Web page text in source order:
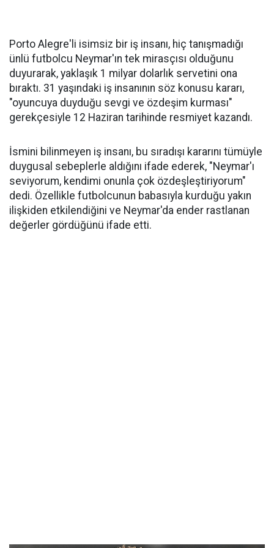
Porto Alegre'li isimsiz bir iş insanı, hiç tanışmadığı
ünlü futbolcu Neymar'ın tek mirasçısı olduğunu
duyurarak, yaklaşık 1 milyar dolarlık servetini ona
bıraktı. 31 yaşındaki iş insanının söz konusu kararı,
"oyuncuya duyduğu sevgi ve özdeşim kurması"
gerekçesiyle 12 Haziran tarihinde resmiyet kazandı.
İsmini bilinmeyen iş insanı, bu sıradışı kararını tümüyle
duygusal sebeplerle aldığını ifade ederek, "Neymar'ı
seviyorum, kendimi onunla çok özdeşleştiriyorum"
dedi. Özellikle futbolcunun babasıyla kurduğu yakın
ilişkiden etkilendiğini ve Neymar'da ender rastlanan
değerler gördüğünü ifade etti.